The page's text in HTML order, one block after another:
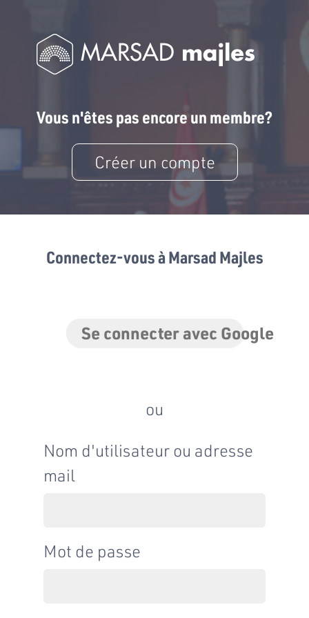
Vous n'êtes pas encore un membre?
Créer un compte
Connectez-vous à Marsad Majles
Se connecter avec Google
ou
Nom d'utilisateur ou adresse
mail
Mot de passe